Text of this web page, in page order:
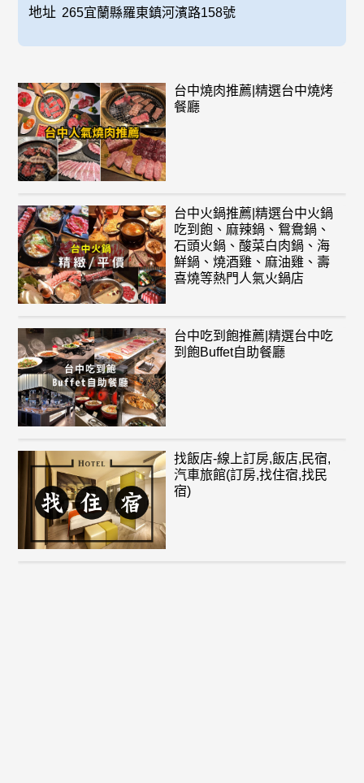
地址 265宜蘭縣羅東鎮河濱路158號
台中燒肉推薦|精選台中燒烤
餐廳
台中火鍋推薦|精選台中火鍋
吃到飽、麻辣鍋、鴛鴦鍋、
石頭火鍋、酸菜白肉鍋、海
鮮鍋、燒酒雞、麻油雞、壽
喜燒等熱門人氣火鍋店
台中吃到飽推薦|精選台中吃
到飽Buffet自助餐廳
找飯店-線上訂房,飯店,民宿,
汽車旅館(訂房,找住宿,找民
宿)